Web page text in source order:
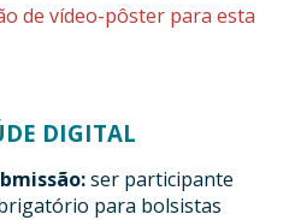
de vídeo-pôster para esta
DIGITAL
ser participante
para bolsistas